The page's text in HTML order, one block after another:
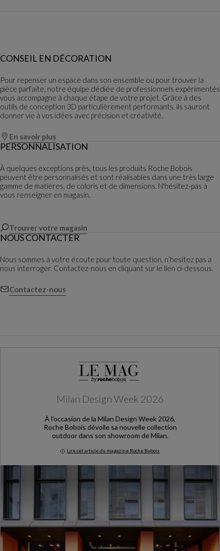
CONSEIL EN DÉCORATION
Pour repenser un espace dans son ensemble ou pour trouver la
pièce parfaite, notre équipe dédiée de professionnels expérimentés
vous accompagne à chaque étape de votre projet. Grâce à des
outils de conception 3D particulièrement performants, ils sauront
donner vie à vos idées avec précision et créativité.
En savoir plus
PERSONNALISATION
À quelques exceptions près, tous les produits Roche Bobois
peuvent être personnalisés et sont réalisables dans une très large
gamme de matières, de coloris et de dimensions. N'hésitez-pas à
vous renseigner en magasin.
Trouver votre magasin
NOUS CONTACTER
Nous sommes à votre écoute pour toute question, n’hesitez pas a
nous interroger. Contactez-nous en cliquant sur le lien ci-dessous.
Contactez-nous
Milan Design Week 2026
À l’occasion de la Milan Design Week 2026,
Roche Bobois dévoile sa nouvelle collection
outdoor dans son showroom de Milan.
Lire cet article du magazine Roche Bobois
Milan Design Week 2026